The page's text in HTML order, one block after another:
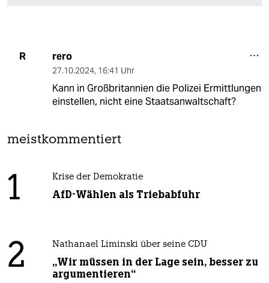
R rero
27.10.2024, 16:41 Uhr
Kann in Großbritannien die Polizei Ermittlungen
einstellen, nicht eine Staatsanwaltschaft?
meistkommentiert
1 Krise der Demokratie
AfD-Wählen als Triebabfuhr
2 Nathanael Liminski über seine CDU
„Wir müssen in der Lage sein, besser zu
argumentieren“